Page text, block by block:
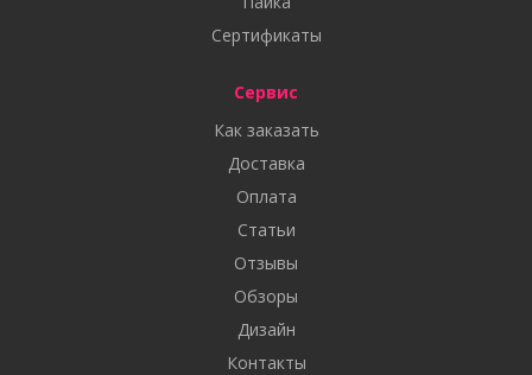
Сертификаты
Сервис
Как заказать
Доставка
Оплата
Статьи
Отзывы
Обзоры
Дизайн
Контакты